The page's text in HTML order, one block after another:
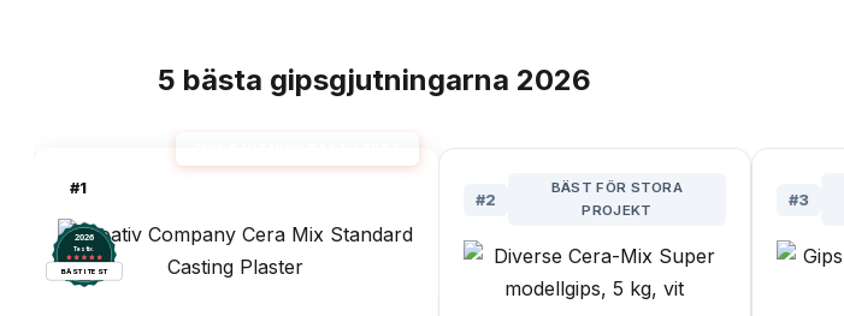
5 bästa gipsgjutningarna 2026
#1
2026
Testix.
BÄST I TEST
#2
BÄST FÖR STORA
PROJEKT
#3